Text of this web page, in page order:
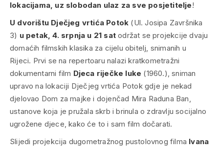
lokacijama, uz slobodan ulaz za sve posjetitelje!
U dvorištu Dječjeg vrtića Potok (Ul. Josipa Završnika
3) u petak, 4. srpnja u 21 sat održat se projekcije dvaju
domaćih filmskih klasika za cijelu obitelj, snimanih u
Rijeci. Prvi se na repertoaru nalazi kratkometražni
dokumentarni film Djeca riječke luke (1960.), sniman
upravo na lokaciji Dječjeg vrtića Potok gdje je nekad
djelovao Dom za majke i dojenčad Mira Raduna Ban,
ustanove koja je pružala skrb i brinula o zdravlju socijalno
ugrožene djece, kako će to i sam film dočarati.
Slijedi projekcija dugometražnog pustolovnog filma Ivana